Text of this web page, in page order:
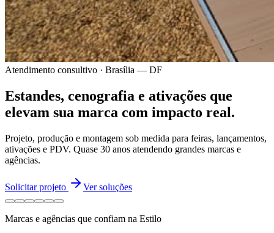
Atendimento consultivo · Brasília — DF
Estandes, cenografia e ativações que
elevam sua marca com impacto real.
Projeto, produção e montagem sob medida para feiras, lançamentos,
ativações e PDV. Quase 30 anos atendendo grandes marcas e
agências.
Solicitar projeto Ver soluções
Marcas e agências que confiam na Estilo